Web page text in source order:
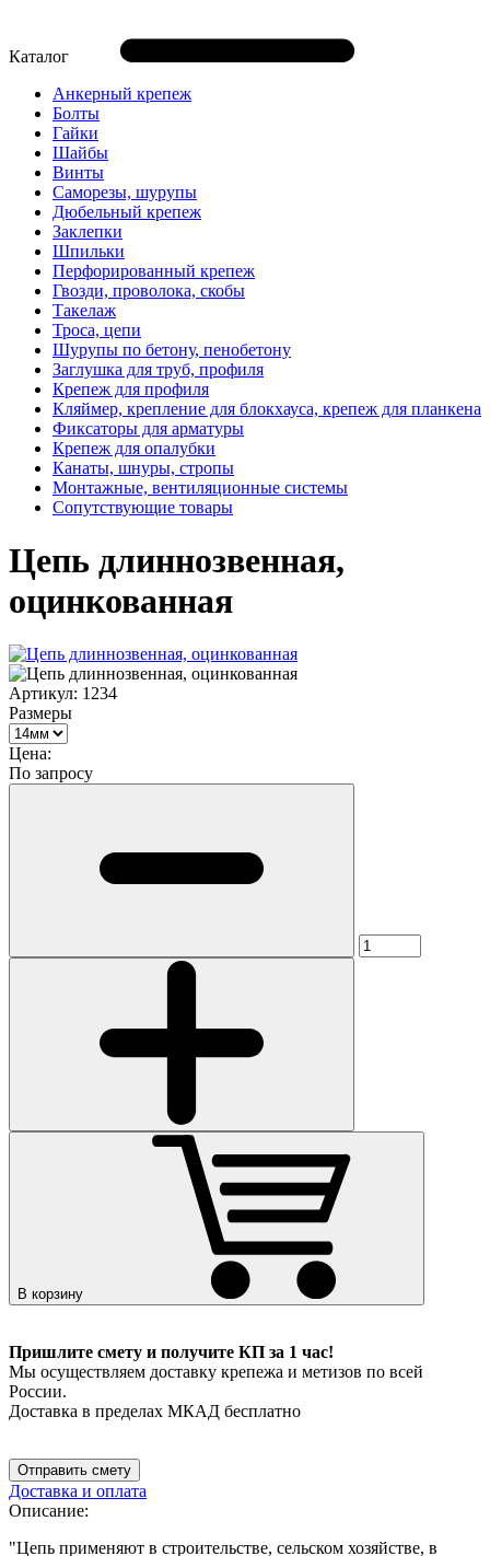
Каталог
Анкерный крепеж
Болты
Гайки
Шайбы
Винты
Саморезы, шурупы
Дюбельный крепеж
Заклепки
Шпильки
Перфорированный крепеж
Гвозди, проволока, скобы
Такелаж
Троса, цепи
Шурупы по бетону, пенобетону
Заглушка для труб, профиля
Крепеж для профиля
Кляймер, крепление для блокхауса, крепеж для планкена
Фиксаторы для арматуры
Крепеж для опалубки
Канаты, шнуры, стропы
Монтажные, вентиляционные системы
Сопутствующие товары
Цепь длиннозвенная,
оцинкованная
Артикул: 1234
Размеры
Цена:
По запросу
В корзину
Пришлите смету и получите КП за 1 час!
Мы осуществляем доставку крепежа и метизов по всей
России.
Доставка в пределах МКАД бесплатно
Отправить смету
Доставка и оплата
Описание:
"Цепь применяют в строительстве, сельском хозяйстве, в